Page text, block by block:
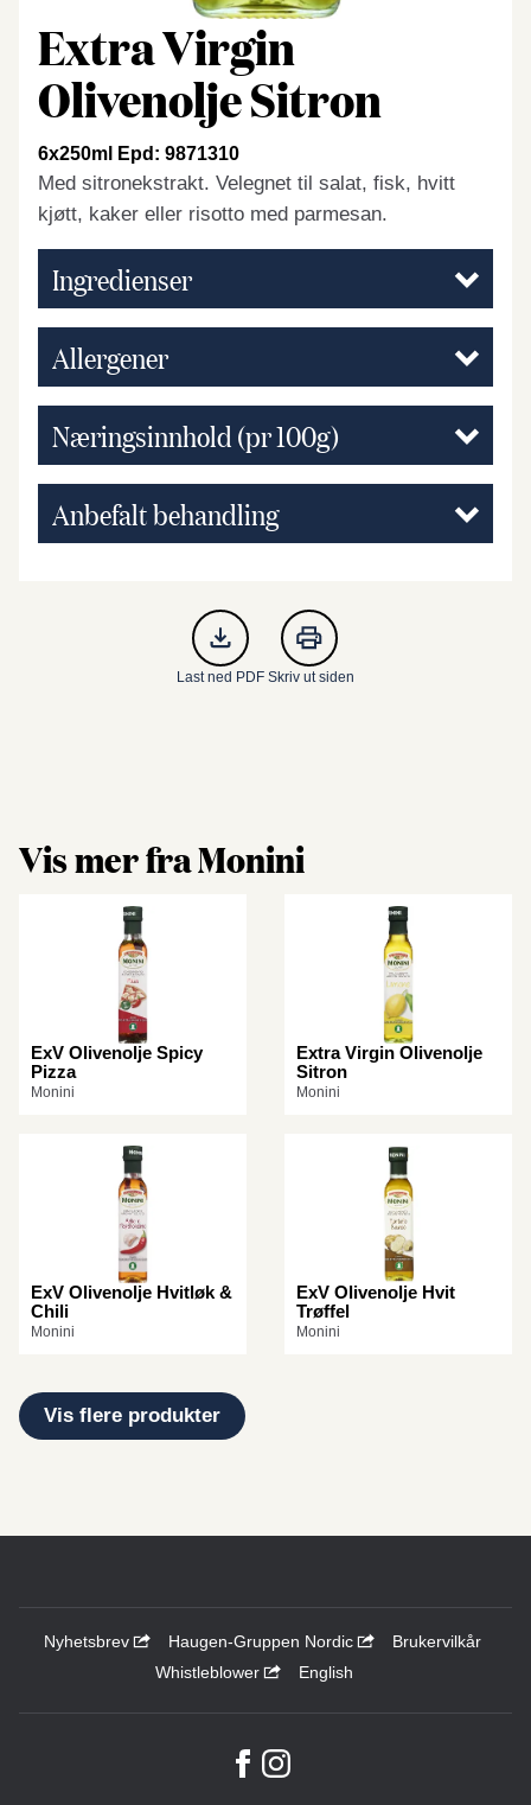
Extra Virgin
Olivenolje Sitron
6x250ml Epd: 9871310
Med sitronekstrakt. Velegnet til salat, fisk, hvitt
kjøtt, kaker eller risotto med parmesan.
Ingredienser
Allergener
Næringsinnhold (pr 100g)
Anbefalt behandling
Last ned PDF Skriv ut siden
Vis mer fra Monini
ExV Olivenolje Spicy
Pizza
Monini
Extra Virgin Olivenolje
Sitron
Monini
ExV Olivenolje Hvitløk &
Chili
Monini
ExV Olivenolje Hvit
Trøffel
Monini
Vis flere produkter
Nyhetsbrev Haugen-Gruppen Nordic
Brukervilkår
Whistleblower
English